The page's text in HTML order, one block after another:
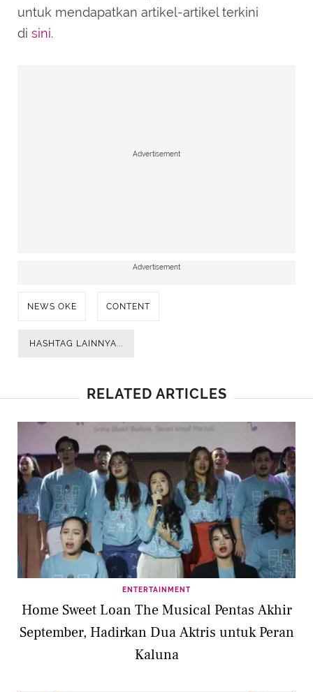
untuk mendapatkan artikel-artikel terkini
di sini.
Advertisement
Advertisement
NEWS OKE CONTENT
HASHTAG LAINNYA...
RELATED ARTICLES
ENTERTAINMENT
Home Sweet Loan The Musical Pentas Akhir
September, Hadirkan Dua Aktris untuk Peran
Kaluna